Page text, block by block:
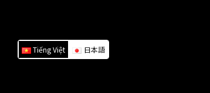
Tiếng Việt 日本語